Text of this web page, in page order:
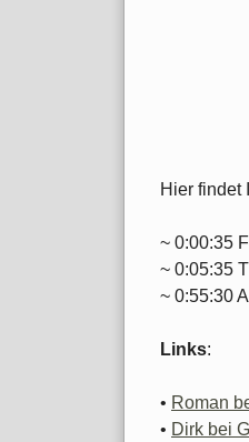
Hier findet
~ 0:00:35
~ 0:05:35
~ 0:55:30
Links:
• Roman
• Dirk bei